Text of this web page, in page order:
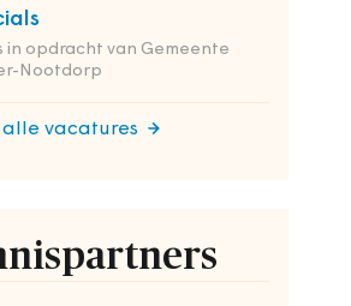
in opdracht van Gemeente
Nootdorp
alle vacatures